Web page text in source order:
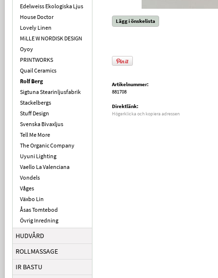
Edelweiss Ekologiska Ljus
House Doctor
Lovely Linen
MiLLE W NORDISK DESIGN
Oyoy
PRINTWORKS
Quail Ceramics
Rolf Berg
Sigtuna Stearinljusfabrik
Stackelbergs
Stuff Design
Svenska Bivaxljus
Tell Me More
The Organic Company
Uyuni Lighting
Vaello La Valenciana
Vondels
Våges
Växbo Lin
Åsas Tomtebod
Övrig Inredning
HUDVÅRD
ROLLMASSAGE
IR BASTU
Lägg i önskelista
Artikelnummer:
881708
Direktlänk:
Högerklicka och kopiera adressen